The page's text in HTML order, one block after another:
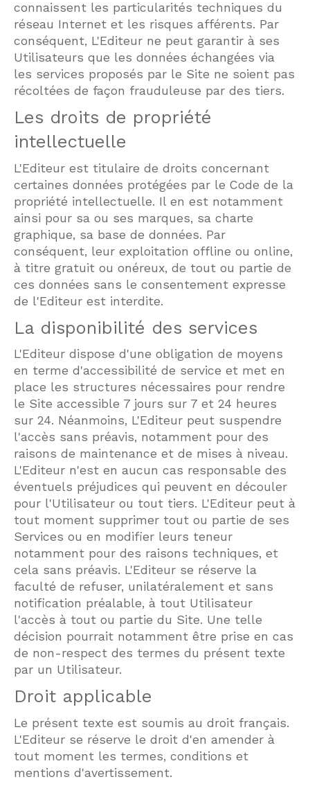
connaissent les particularités techniques du
réseau Internet et les risques afférents. Par
conséquent, L'Editeur ne peut garantir à ses
Utilisateurs que les données échangées via
les services proposés par le Site ne soient pas
récoltées de façon frauduleuse par des tiers.
Les droits de propriété
intellectuelle
L'Editeur est titulaire de droits concernant
certaines données protégées par le Code de la
propriété intellectuelle. Il en est notamment
ainsi pour sa ou ses marques, sa charte
graphique, sa base de données. Par
conséquent, leur exploitation offline ou online,
à titre gratuit ou onéreux, de tout ou partie de
ces données sans le consentement expresse
de l'Editeur est interdite.
La disponibilité des services
L'Editeur dispose d'une obligation de moyens
en terme d'accessibilité de service et met en
place les structures nécessaires pour rendre
le Site accessible 7 jours sur 7 et 24 heures
sur 24. Néanmoins, L'Editeur peut suspendre
l'accès sans préavis, notamment pour des
raisons de maintenance et de mises à niveau.
L'Editeur n'est en aucun cas responsable des
éventuels préjudices qui peuvent en découler
pour l'Utilisateur ou tout tiers. L'Editeur peut à
tout moment supprimer tout ou partie de ses
Services ou en modifier leurs teneur
notamment pour des raisons techniques, et
cela sans préavis. L'Editeur se réserve la
faculté de refuser, unilatéralement et sans
notification préalable, à tout Utilisateur
l'accès à tout ou partie du Site. Une telle
décision pourrait notamment être prise en cas
de non-respect des termes du présent texte
par un Utilisateur.
Droit applicable
Le présent texte est soumis au droit français.
L'Editeur se réserve le droit d'en amender à
tout moment les termes, conditions et
mentions d'avertissement.